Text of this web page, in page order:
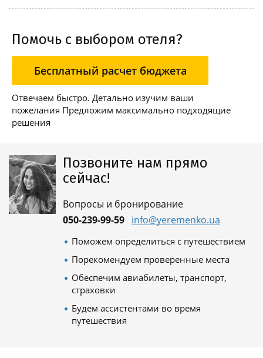
Помочь с выбором отеля?
Бесплатный расчет бюджета
Отвечаем быстро. Детально изучим ваши
пожелания Предложим максимально подходящие
решения
Позвоните нам прямо
сейчас!
Вопросы и бронирование
050-239-99-59 info@yeremenko.ua
Поможем определиться с путешествием
Порекомендуем проверенные места
Обеспечим авиабилеты, транспорт,
страховки
Будем ассистентами во время
путешествия